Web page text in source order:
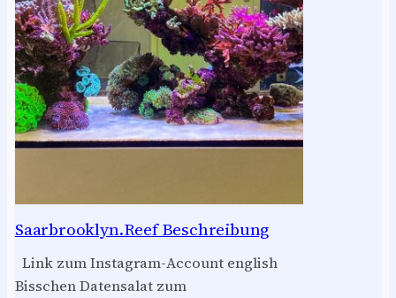
Saarbrooklyn.Reef Beschreibung
Link zum Instagram-Account english
Bisschen Datensalat zum